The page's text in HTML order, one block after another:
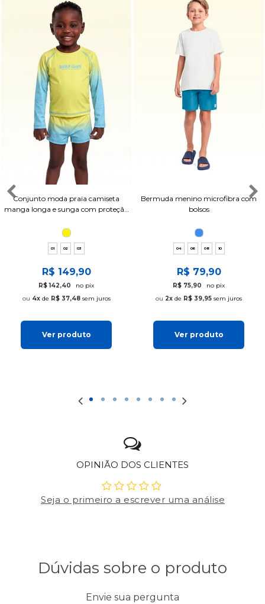
Conjunto moda praia camiseta
manga longa e sunga com proteção
01 02 03
R$ 149,90
R$ 142,40
no pix
4xde R$ 37,48sem juros
Ver produto
Bermuda menino microfibra com
bolsos
04 06 08 10
R$ 79,90
R$ 75,90
no pix
2x de R$ 39,95 sem juros
Ver produto
OPINIÃO DOS CLIENTES
Seja o primeiro a escrever uma análise
Dúvidas sobre o produto
Envie sua pergunta